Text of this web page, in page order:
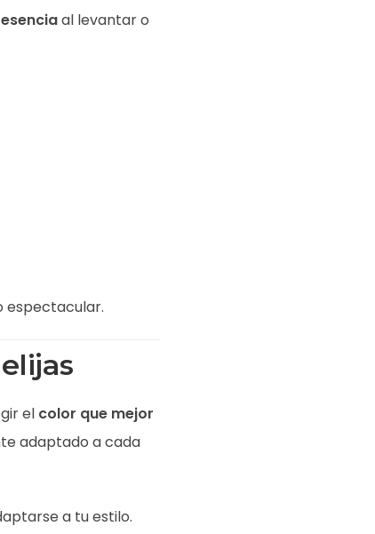
al levantar o
espectacular.
el color que mejor
adaptado a cada
a tu estilo.